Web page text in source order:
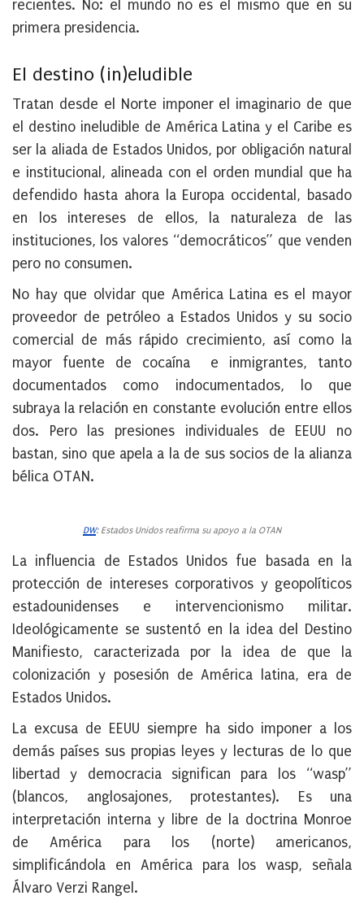
recientes. No: el mundo no es el mismo que en su
primera presidencia.
El destino (in)eludible
Tratan desde el Norte imponer el imaginario de que
el destino ineludible de América Latina y el Caribe es
ser la aliada de Estados Unidos, por obligación natural
e institucional, alineada con el orden mundial que ha
defendido hasta ahora la Europa occidental, basado
en los intereses de ellos, la naturaleza de las
instituciones, los valores “democráticos” que venden
pero no consumen.
No hay que olvidar que América Latina es el mayor
proveedor de petróleo a Estados Unidos y su socio
comercial de más rápido crecimiento, así como la
mayor fuente de cocaína e inmigrantes, tanto
documentados como indocumentados, lo que
subraya la relación en constante evolución entre ellos
dos. Pero las presiones individuales de EEUU no
bastan, sino que apela a la de sus socios de la alianza
bélica OTAN.
DW: Estados Unidos reafirma su apoyo a la OTAN
La influencia de Estados Unidos fue basada en la
protección de intereses corporativos y geopolíticos
estadounidenses e intervencionismo militar.
Ideológicamente se sustentó en la idea del Destino
Manifiesto, caracterizada por la idea de que la
colonización y posesión de América latina, era de
Estados Unidos.
La excusa de EEUU siempre ha sido imponer a los
demás países sus propias leyes y lecturas de lo que
libertad y democracia significan para los “wasp”
(blancos, anglosajones, protestantes). Es una
interpretación interna y libre de la doctrina Monroe
de América para los (norte) americanos,
simplificándola en América para los wasp, señala
Álvaro Verzi Rangel.